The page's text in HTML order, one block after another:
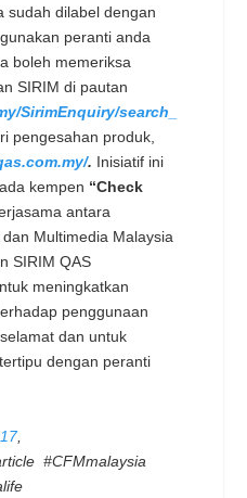
sudah dilabel dengan
peranti anda
boleh memeriksa
SIRIM di pautan
SirimEnquiry/search_
pengesahan produk,
. Inisiatif ini
kempen “Check
antara
Multimedia Malaysia
SIRIM QAS
meningkatkan
penggunaan
dan untuk
dengan peranti
,
#CFMmalaysia